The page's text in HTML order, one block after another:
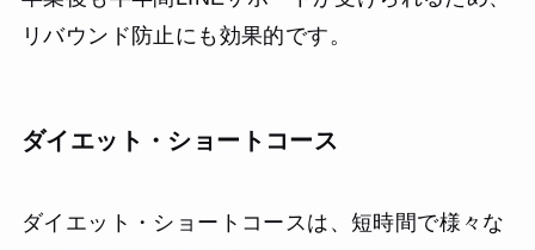
リバウンド防止にも効果的です。
ダイエット・ショートコース
ダイエット・ショートコースは、短時間で様々な